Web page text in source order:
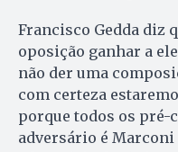
Francisco Gedda diz
oposição ganhar a
não der uma
com certeza
porque todos os pré-
adversário é Marconi